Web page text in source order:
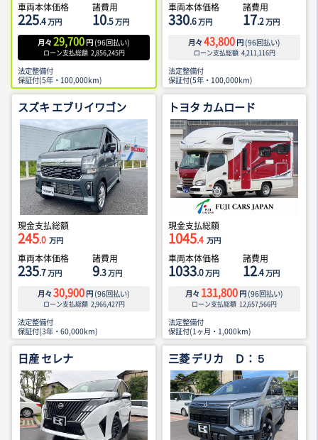
車両本体価格
225.4万円
諸費用
10.5万円
月々 29,700 円 (96回払い)
ローン支払総額 2,856,245円
法定整備付
保証付(5年・100,000km)
車両本体価格
330.6万円
諸費用
17.2万円
月々 43,800 円 (96回払い)
ローン支払総額 4,211,116円
法定整備付
保証付(5年・100,000km)
スズキ エブリイワゴン
現金支払総額
245.0 万円
車両本体価格
235.7万円
諸費用
9.3万円
月々 30,900 円 (96回払い)
ローン支払総額 2,966,427円
法定整備付
保証付(3年・60,000km)
トヨタ カムロード
現金支払総額
1045.4 万円
車両本体価格
1033.0万円
諸費用
12.4万円
月々 131,800 円 (96回払い)
ローン支払総額 12,657,566円
法定整備付
保証付(1ヶ月・1,000km)
日産 セレナ 三菱 デリカ Ｄ：５